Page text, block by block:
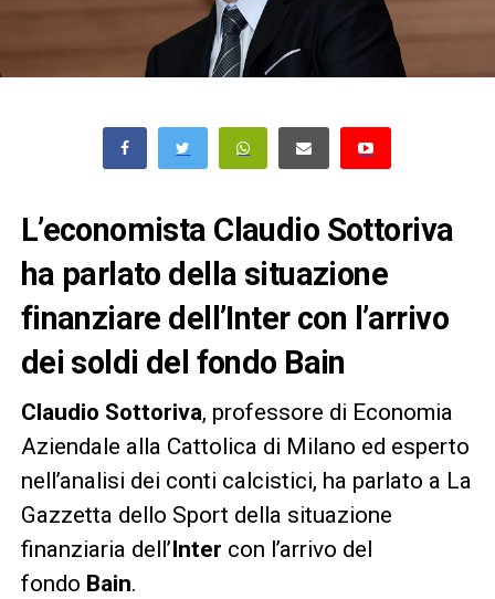
L’economista Claudio Sottoriva
ha parlato della situazione
finanziare dell’Inter con l’arrivo
dei soldi del fondo Bain
Claudio Sottoriva, professore di Economia
Aziendale alla Cattolica di Milano ed esperto
nell’analisi dei conti calcistici, ha parlato a La
Gazzetta dello Sport della situazione
finanziaria dell’ Inter con l’arrivo del
fondo Bain.